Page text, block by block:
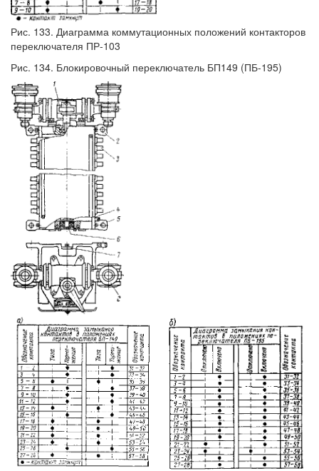
Рис. 133. Диаграмма коммутационных положений контакторов
переключателя ПР-103
Рис. 134. Блокировочный переключатель БП149 (ПБ-195)